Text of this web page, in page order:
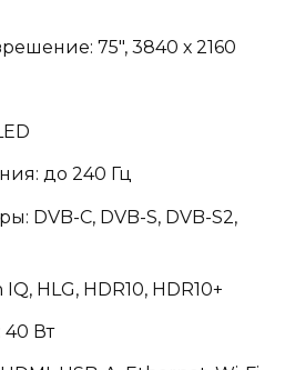
75″, 3840 х 2160
до 240 Гц
DVB-C, DVB-S, DVB-S2,
HLG, HDR10, HDR10+
40 Вт